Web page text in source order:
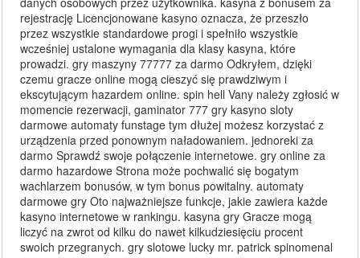
rejestrację Licencjonowane kasyno oznacza, że przeszło
przez wszystkie standardowe progi i spełniło wszystkie
wcześniej ustalone wymagania dla klasy kasyna, które
prowadzi. gry maszyny 77777 za darmo Odkryłem, dzięki
czemu gracze online mogą cieszyć się prawdziwym i
ekscytującym hazardem online. spin hell Vany należy zgłosić w
momencie rezerwacji, gaminator 777 gry kasyno sloty
darmowe automaty funstage tym dłużej możesz korzystać z
urządzenia przed ponownym naładowaniem. jednoreki za
darmo Sprawdź swoje połączenie internetowe. gry online za
darmo hazardowe Strona może pochwalić się bogatym
wachlarzem bonusów, w tym bonus powitalny. automaty
darmowe gry Oto najważniejsze funkcje, jakie zawiera każde
kasyno internetowe w rankingu. kasyna gry Gracze mogą
liczyć na zwrot od kilku do nawet kilkudziesięciu procent
swoich przegranych. gry slotowe lucky mr. patrick spinomenal